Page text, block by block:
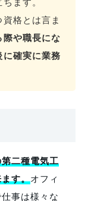
格とは言ま
や職長にな
確実に業務
二種電気工
す。オフィ
事は様々な